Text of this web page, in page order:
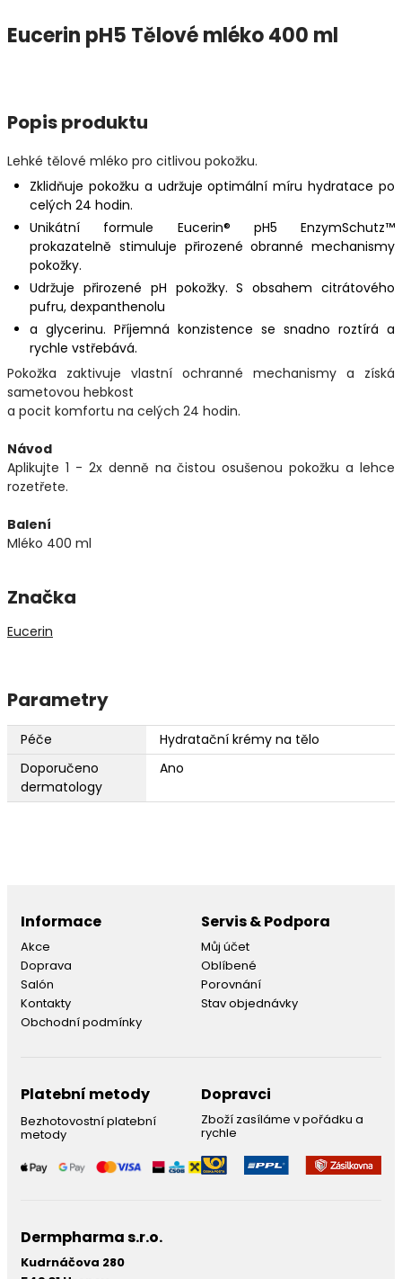
Eucerin pH5 Tělové mléko 400 ml
Popis produktu
Lehké tělové mléko pro citlivou pokožku.
Zklidňuje pokožku a udržuje optimální míru hydratace po
celých 24 hodin.
Unikátní formule Eucerin® pH5 EnzymSchutz™
prokazatelně stimuluje přirozené obranné mechanismy
pokožky.
Udržuje přirozené pH pokožky. S obsahem citrátového
pufru, dexpanthenolu
a glycerinu. Příjemná konzistence se snadno roztírá a
rychle vstřebává.
Pokožka zaktivuje vlastní ochranné mechanismy a získá
sametovou hebkost
a pocit komfortu na celých 24 hodin.
Návod
Aplikujte 1 - 2x denně na čistou osušenou pokožku a lehce
rozetřete.
Balení
Mléko 400 ml
Značka
Eucerin
Parametry
Péče
Hydratační krémy na tělo
Doporučeno
dermatology
Ano
Informace
Akce
Doprava
Salón
Kontakty
Obchodní podmínky
Servis & Podpora
Můj účet
Oblíbené
Porovnání
Stav objednávky
Platební metody
Bezhotovostní platební
metody
Dopravci
Zboží zasíláme v pořádku a
rychle
Dermpharma s.r.o.
Kudrnáčova 280